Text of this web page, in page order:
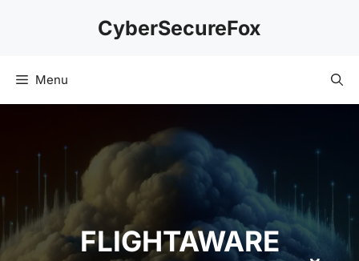
CyberSecureFox
Menu
FLIGHTAWARE